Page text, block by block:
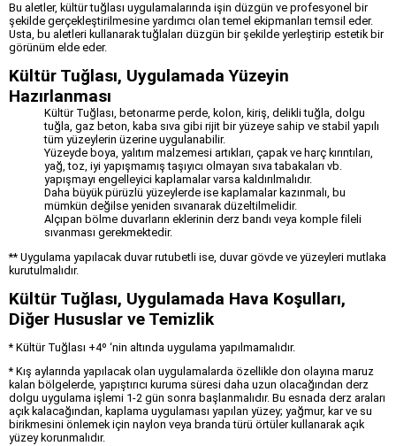
Bu aletler, kültür tuğlası uygulamalarında işin düzgün ve profesyonel bir
şekilde gerçekleştirilmesine yardımcı olan temel ekipmanları temsil eder.
Usta, bu aletleri kullanarak tuğlaları düzgün bir şekilde yerleştirip estetik bir
görünüm elde eder.
Kültür Tuğlası, Uygulamada Yüzeyin
Hazırlanması
Kültür Tuğlası, betonarme perde, kolon, kiriş, delikli tuğla, dolgu
tuğla, gaz beton, kaba sıva gibi rijit bir yüzeye sahip ve stabil yapılı
tüm yüzeylerin üzerine uygulanabilir.
Yüzeyde boya, yalıtım malzemesi artıkları, çapak ve harç kırıntıları,
yağ, toz, iyi yapışmamış taşıyıcı olmayan sıva tabakaları vb.
yapışmayı engelleyici kaplamalar varsa kaldırılmalıdır.
Daha büyük pürüzlü yüzeylerde ise kaplamalar kazınmalı, bu
mümkün değilse yeniden sıvanarak düzeltilmelidir.
Alçıpan bölme duvarların eklerinin derz bandı veya komple fileli
sıvanması gerekmektedir.
** Uygulama yapılacak duvar rutubetli ise, duvar gövde ve yüzeyleri mutlaka
kurutulmalıdır.
Kültür Tuğlası, Uygulamada Hava Koşulları,
Diğer Hususlar ve Temizlik
* Kültür Tuğlası +4º ‘nin altında uygulama yapılmamalıdır.
* Kış aylarında yapılacak olan uygulamalarda özellikle don olayına maruz
kalan bölgelerde, yapıştırıcı kuruma süresi daha uzun olacağından derz
dolgu uygulama işlemi 1-2 gün sonra başlanmalıdır. Bu esnada derz araları
açık kalacağından, kaplama uygulaması yapılan yüzey; yağmur, kar ve su
birikmesini önlemek için naylon veya branda türü örtüler kullanarak açık
yüzey korunmalıdır.